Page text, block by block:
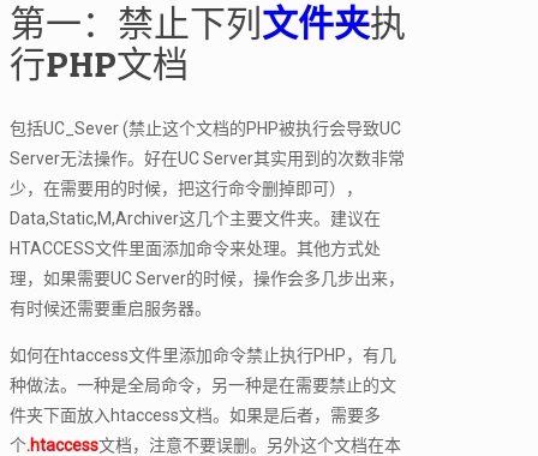
第一：禁止下列 文件夹执
行PHP文档
包括UC_Sever (禁止这个文档的PHP被执行会导致UC
Server无法操作。好在UC Server其实用到的次数非常
少，在需要用的时候，把这行命令删掉即可），
Data,Static,M,Archiver这几个主要文件夹。建议在
HTACCESS文件里面添加命令来处理。其他方式处
理，如果需要UC Server的时候，操作会多几步出来，
有时候还需要重启服务器。
如何在htaccess文件里添加命令禁止执行PHP，有几
种做法。一种是全局命令，另一种是在需要禁止的文
件夹下面放入htaccess文档。如果是后者，需要多
个.htaccess文档，注意不要误删。另外这个文档在本